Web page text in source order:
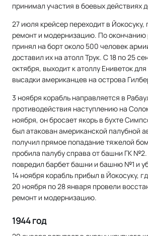
принимал участия в боевых действиях
27 июля крейсер переходит в Йокосуку,
ремонт и модернизацию. По окончанию
принял на борт около 500 человек
доставил их на атолл Трук. С 18 по 25
октября, выходит к атоллу Ениветок
высадки американцев на острова
3 ноября корабль направляется в
противодействия наступлению на
ноября, он бросает якорь в бухте
был атакован американской палубной
получил прямое попадание тяжелой
пробила палубу справа от башни ГК
повредил барбет башни и башню №1 и
14 ноября корабль прибыл в Йокосуку,
20 ноября по 28 января провели
ремонт и модернизацию.
1944 год